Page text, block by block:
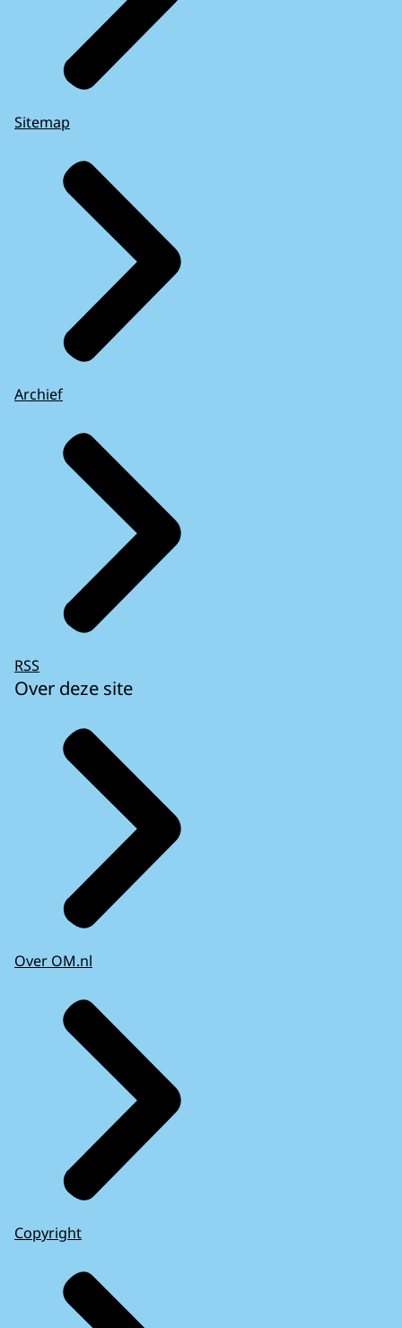
Sitemap
Archief
RSS
Over deze site
Over OM.nl
Copyright